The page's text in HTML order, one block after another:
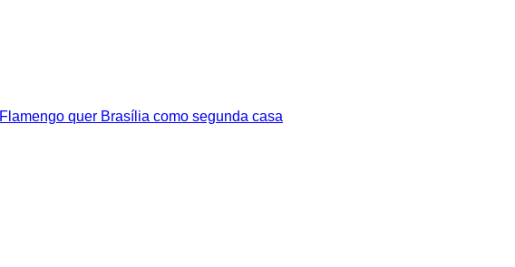
Flamengo quer Brasília como segunda casa